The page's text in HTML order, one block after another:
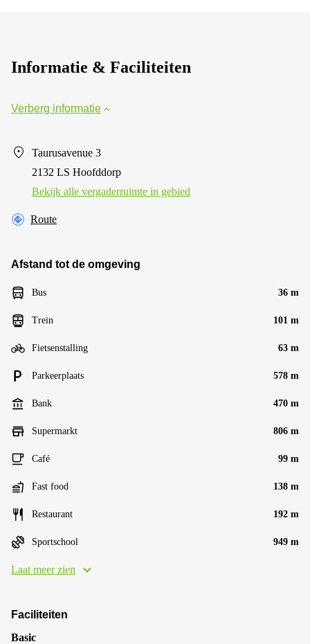
Informatie & Faciliteiten
Verberg informatie
Taurusavenue 3
2132 LS Hoofddorp
Bekijk alle vergaderruimte in gebied
Route
Afstand tot de omgeving
Bus 36 m
Trein 101 m
Fietsenstalling 63 m
Parkeerplaats 578 m
Bank 470 m
Supermarkt 806 m
Café 99 m
Fast food 138 m
Restaurant 192 m
Sportschool 949 m
Laat meer zien
Faciliteiten
Basic